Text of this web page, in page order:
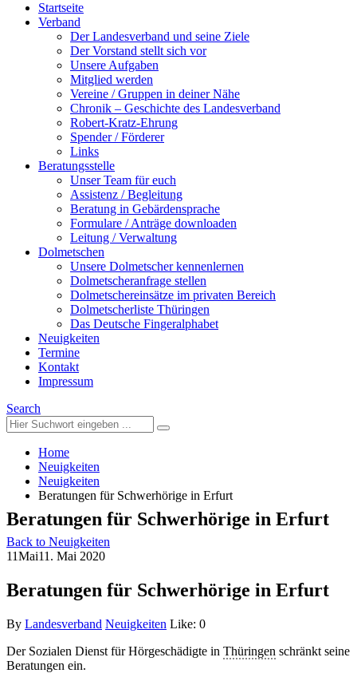
Startseite
Verband
Der Landesverband und seine Ziele
Der Vorstand stellt sich vor
Unsere Aufgaben
Mitglied werden
Vereine / Gruppen in deiner Nähe
Chronik – Geschichte des Landesverband
Robert-Kratz-Ehrung
Spender / Förderer
Links
Beratungsstelle
Unser Team für euch
Assistenz / Begleitung
Beratung in Gebärdensprache
Formulare / Anträge downloaden
Leitung / Verwaltung
Dolmetschen
Unsere Dolmetscher kennenlernen
Dolmetscheranfrage stellen
Dolmetschereinsätze im privaten Bereich
Dolmetscherliste Thüringen
Das Deutsche Fingeralphabet
Neuigkeiten
Termine
Kontakt
Impressum
Search
Home
Neuigkeiten
Neuigkeiten
Beratungen für Schwerhörige in Erfurt
Beratungen für Schwerhörige in Erfurt
Back to Neuigkeiten
11Mai11. Mai 2020
Beratungen für Schwerhörige in Erfurt
By Landesverband Neuigkeiten Like: 0
Der Sozialen Dienst für Hörgeschädigte in Thüringen schränkt seine
Beratungen ein.